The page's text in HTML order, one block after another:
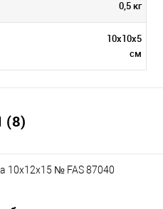
0,5 кг
10х10х5
см
10х12х15 № FAS 87040